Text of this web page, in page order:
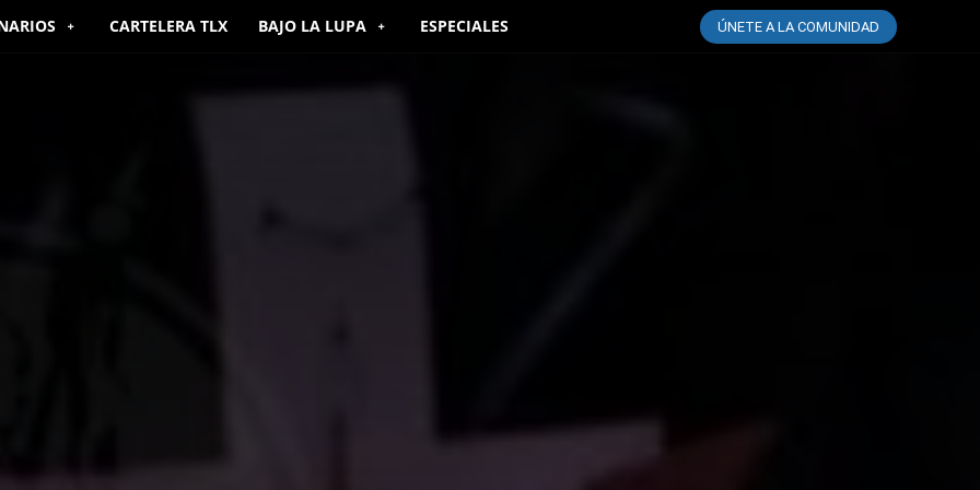
CARTELERA TLX BAJO LA LUPA ESPECIALES ÚNETE A LA COMUNIDAD